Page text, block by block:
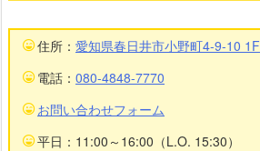
住所： 愛知県春日井市小野町4-9-10 1F
電話： 080-4848-7770
お問い合わせフォーム
平日：11:00～16:00（L.O. 15:30）